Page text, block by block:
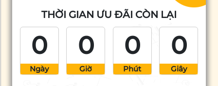
THỜI GIAN ƯU ĐÃI CÒN LẠI
0
Ngày
0
Giờ
0
Phút
0
Giây